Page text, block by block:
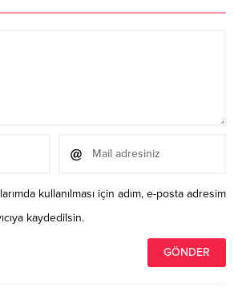
kullanılması için adım, e-posta adresim
kaydedilsin.